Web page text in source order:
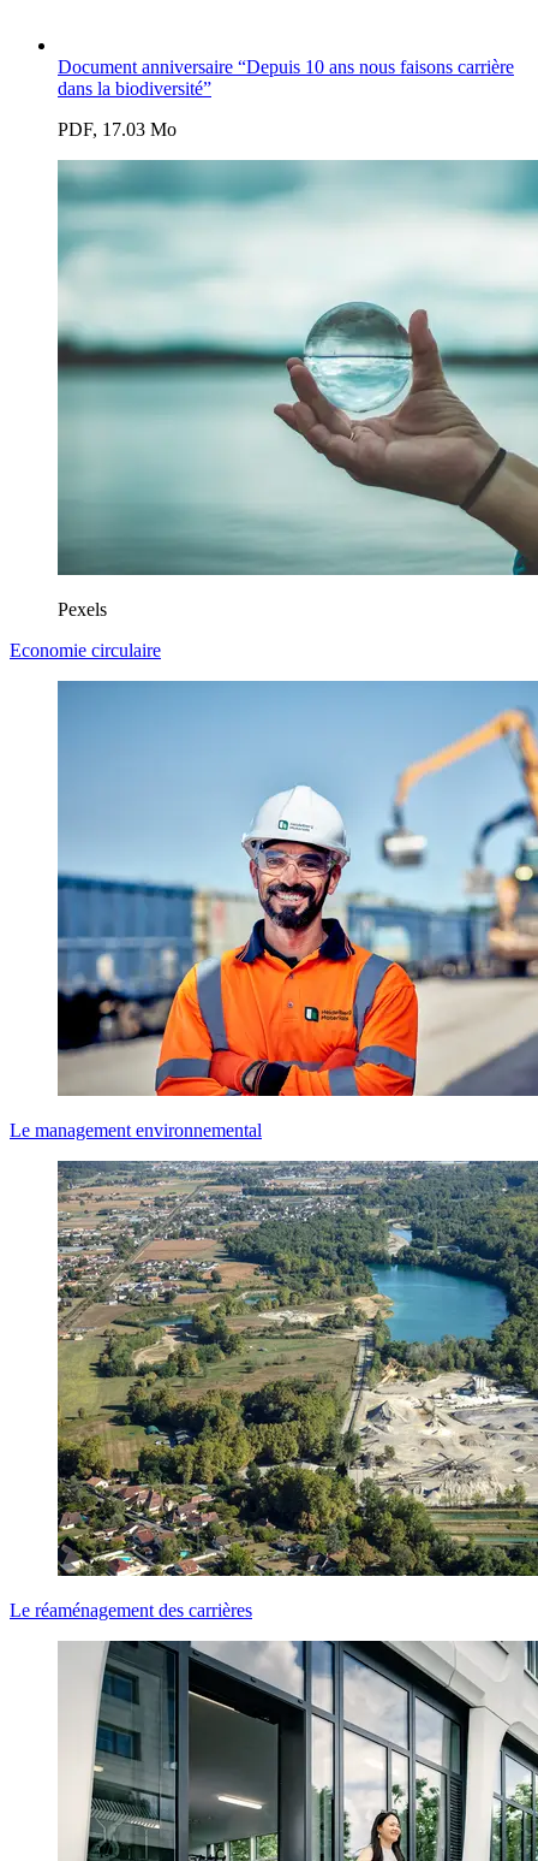
Document anniversaire “Depuis 10 ans nous faisons carrière
dans la biodiversité”
PDF, 17.03 Mo
Pexels
Economie circulaire
Le management environnemental
Le réaménagement des carrières